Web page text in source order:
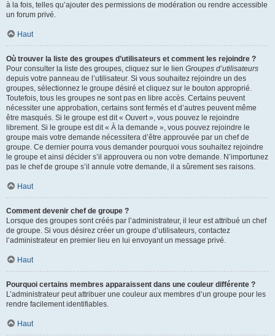
à la fois, telles qu’ajouter des permissions de modération ou rendre accessible
un forum privé.
Haut
Où trouver la liste des groupes d’utilisateurs et comment les rejoindre ?
Pour consulter la liste des groupes, cliquez sur le lien Groupes d’utilisateurs
depuis votre panneau de l’utilisateur. Si vous souhaitez rejoindre un des
groupes, sélectionnez le groupe désiré et cliquez sur le bouton approprié.
Toutefois, tous les groupes ne sont pas en libre accès. Certains peuvent
nécessiter une approbation, certains sont fermés et d’autres peuvent même
être masqués. Si le groupe est dit « Ouvert », vous pouvez le rejoindre
librement. Si le groupe est dit « À la demande », vous pouvez rejoindre le
groupe mais votre demande nécessitera d’être approuvée par un chef de
groupe. Ce dernier pourra vous demander pourquoi vous souhaitez rejoindre
le groupe et ainsi décider s’il approuvera ou non votre demande. N’importunez
pas le chef de groupe s’il annule votre demande, il a sûrement ses raisons.
Haut
Comment devenir chef de groupe ?
Lorsque des groupes sont créés par l’administrateur, il leur est attribué un chef
de groupe. Si vous désirez créer un groupe d’utilisateurs, contactez
l’administrateur en premier lieu en lui envoyant un message privé.
Haut
Pourquoi certains membres apparaissent dans une couleur différente ?
L’administrateur peut attribuer une couleur aux membres d’un groupe pour les
rendre facilement identifiables.
Haut